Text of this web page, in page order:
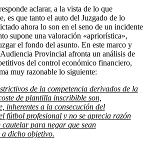
aclarar, a la vista de lo que
es que tanto el auto del Juzgado de lo
ahora lo son en el seno de un incidente
supone una valoración «apriorística»,
el fondo del asunto. En este marco y
Provincial afronta un análisis de
del control económico financiero,
muy razonable lo siguiente:
de la competencia derivados de la
de plantilla inscribible son,
inherentes a la consecución del
fútbol profesional y no se aprecia razón
cautelar para negar que sean
dicho objetivo.